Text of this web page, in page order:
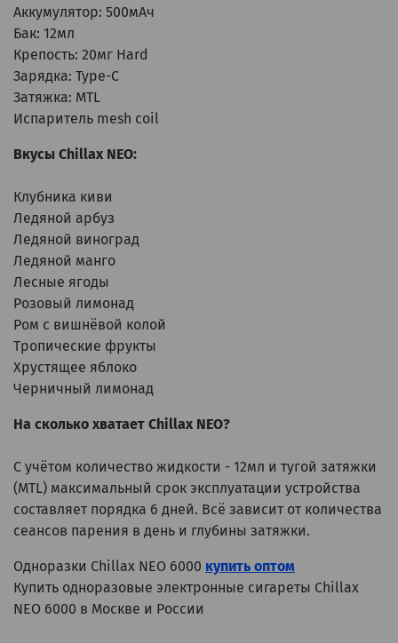
Аккумулятор: 500мАч
Бак: 12мл
Крепость: 20мг Hard
Зарядка: Type-C
Затяжка: MTL
Испаритель mesh coil
Вкусы Chillax NEO:
Клубника киви
Ледяной арбуз
Ледяной виноград
Ледяной манго
Лесные ягоды
Розовый лимонад
Ром с вишнёвой колой
Тропические фрукты
Хрустящее яблоко
Черничный лимонад
На сколько хватает Chillax NEO?
С учётом количество жидкости - 12мл и тугой затяжки
(MTL) максимальный срок эксплуатации устройства
составляет порядка 6 дней. Всё зависит от количества
сеансов парения в день и глубины затяжки.
Одноразки Chillax NEO 6000 купить оптом
Купить одноразовые электронные сигареты Chillax
NEO 6000 в Москве и России